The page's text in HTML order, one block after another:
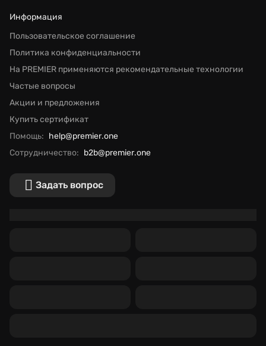
Информация
Пользовательское соглашение
Политика конфиденциальности
На PREMIER применяются рекомендательные технологии
Частые вопросы
Акции и предложения
Купить сертификат
Помощь: help@premier.one
Сотрудничество: b2b@premier.one
Задать вопрос